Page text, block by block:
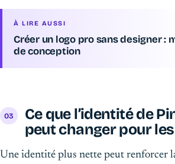
À LIRE AUSSI
Créer un logo pro sans designer :
de conception
Ce que l’identité de
peut changer pour
Une identité plus nette peut renforcer